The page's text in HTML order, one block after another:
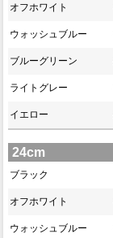
オフホワイト
ウォッシュブルー
ブルーグリーン
ライトグレー
イエロー
24cm
ブラック
オフホワイト
ウォッシュブルー